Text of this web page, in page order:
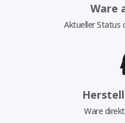
Ware
Aktueller Status
Ware